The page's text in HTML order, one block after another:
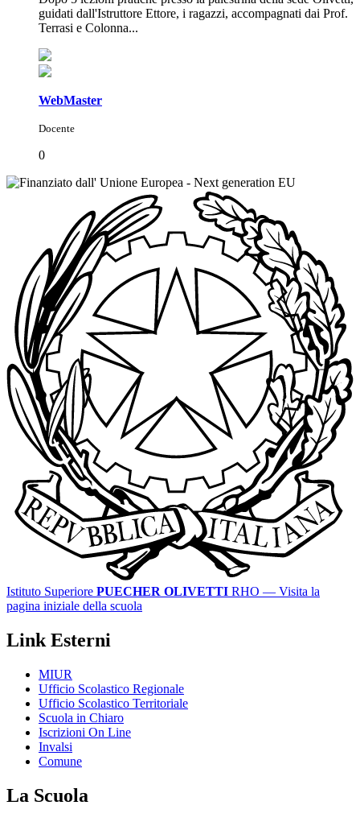
guidati dall'Istruttore Ettore, i ragazzi, accompagnati dai Prof.
Terrasi e Colonna...
WebMaster
Docente
0
Istituto Superiore PUECHER OLIVETTI RHO — Visita la
pagina iniziale della scuola
Link Esterni
MIUR
Ufficio Scolastico Regionale
Ufficio Scolastico Territoriale
Scuola in Chiaro
Iscrizioni On Line
Invalsi
Comune
La Scuola